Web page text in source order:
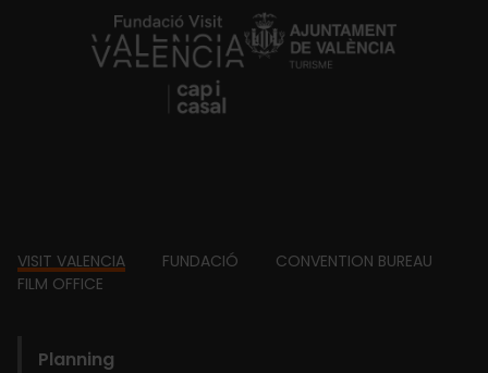
https://fundacion.visitvalencia.com/
Footer
VISIT VALENCIA FUNDACIÓ
CONVENTION BUREAU
FILM OFFICE
Planning